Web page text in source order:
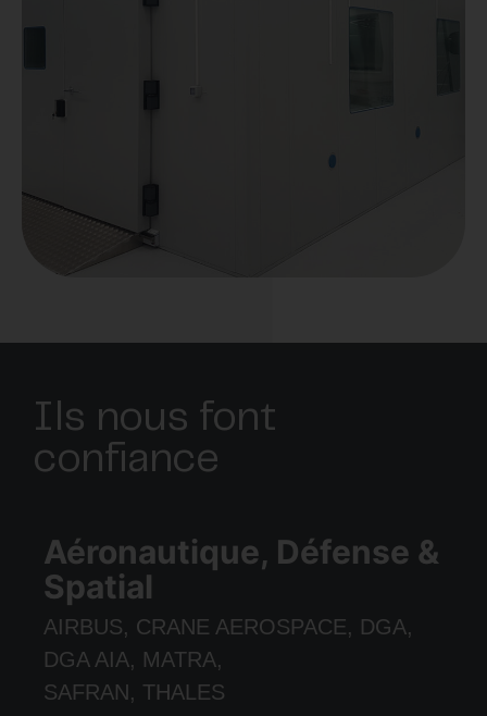
Ils nous font
confiance
Aéronautique, Défense &
Spatial
AIRBUS, CRANE AEROSPACE, DGA,
DGA AIA, MATRA,
SAFRAN, THALES